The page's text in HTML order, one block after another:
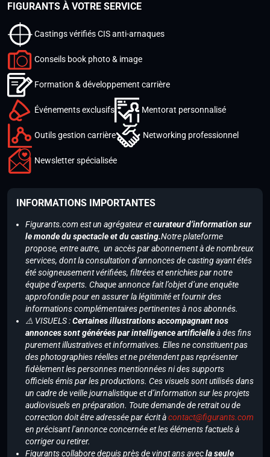
FIGURANTS À VOTRE SERVICE
Castings vérifiés CIS anti-arnaques
Conseils book photo & image
Formation & développement carrière
Événements exclusifs Mentorat personnalisé
Outils gestion carrière Networking professionnel
Newsletter spécialisée
INFORMATIONS IMPORTANTES
Figurants.com est un agrégateur etcurateur d’information sur
le monde du spectacle et du casting.Notre plateforme
propose, entre autre, un accès par abonnement à de nombreux
services, dont la consultation d’annonces de casting ayant étés
été soigneusement vérifiées, filtrées et enrichies par notre
équipe d’experts. Chaque annonce fait l’objet d’une enquête
approfondie pour en assurer la légitimité et fournir des
informations complémentaires pertinentes à nos abonnés.
⚠️ VISUELS :Certaines illustrations accompagnant nos
annonces sont générées par intelligence artificielleà des fins
purement illustratives et informatives. Elles ne constituent pas
des photographies réelles et ne prétendent pas représenter
fidèlement les personnes mentionnées ni des supports
officiels émis par les productions. Ces visuels sont utilisés dans
un cadre de veille journalistique et d’information sur les projets
audiovisuels en préparation. Toute demande de retrait ou de
correction doit être adressée par écrit àcontact@figurants.com
en précisant l’annonce concernée et les éléments factuels à
corriger ou retirer.
Figurants collabore depuis près de vingt ans avecla seule